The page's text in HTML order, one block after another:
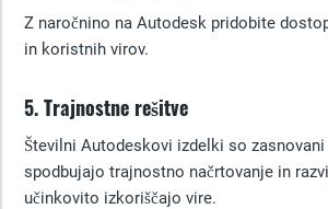
Z naročnino na Autodesk pridobite
in koristnih virov.
5. Trajnostne rešitve
Številni Autodeskovi izdelki so
spodbujajo trajnostno načrtovanje in
učinkovito izkoriščajo vire.